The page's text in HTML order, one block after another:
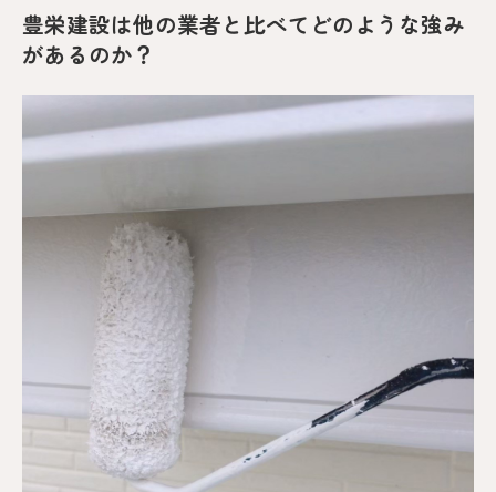
豊栄建設は他の業者と比べてどのような強み
があるのか？